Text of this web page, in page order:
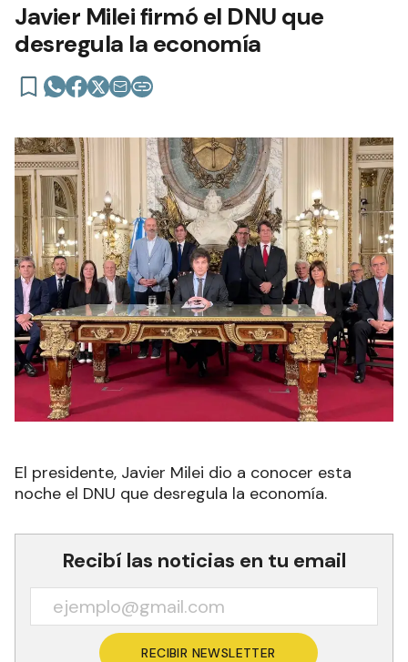
Javier Milei firmó el DNU que
desregula la economía
El presidente, Javier Milei dio a conocer esta
noche el DNU que desregula la economía.
Recibí las noticias en tu email
RECIBIR NEWSLETTER